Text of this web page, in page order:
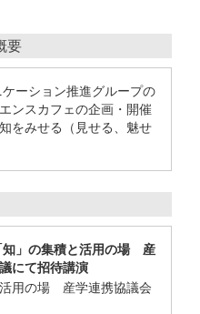
要
ーション推進グループの
ンスカフェの企画・開催
をみせる（見せる、魅せ
知」の集積と活用の場 産
にて招待講演
用の場 産学連携協議会